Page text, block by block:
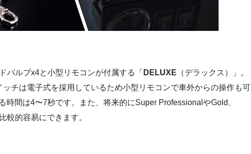
バルブx4と小型リモコンが付属する「 DELUXE （デラックス）」。
チは電子式を採用しているため小型リモコンで車外からの操作も可
時間は4〜7秒です。また、将来的にSuper ProfessionalやGold、
較的容易にできます。